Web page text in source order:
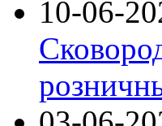
10-06-